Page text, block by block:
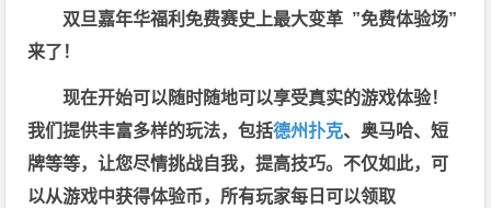
双旦嘉年华福利免费赛史上最大变革 ”免费体验场”
来了！
现在开始可以随时随地可以享受真实的游戏体验！
我们提供丰富多样的玩法，包括德州扑克、奥马哈、短
牌等等，让您尽情挑战自我，提高技巧。不仅如此， 可
以从游戏中获得体验币，所有玩家每日可以领取